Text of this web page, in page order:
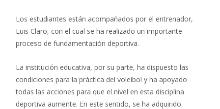
Los estudiantes están acompañados por el entrenador,
Luis Claro, con el cual se ha realizado un importante
proceso de fundamentación deportiva.
La institución educativa, por su parte, ha dispuesto las
condiciones para la práctica del voleibol y ha apoyado
todas las acciones para que el nivel en esta disciplina
deportiva aumente. En este sentido, se ha adquirido